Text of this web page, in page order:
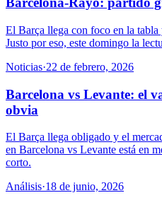
El Barça llega con foco en la
Justo por eso, este domingo la
Noticias·22 de febrero, 2026
Barcelona vs Levante: el
obvia
El Barça llega obligado y el
en Barcelona vs Levante está en
corto.
Análisis·18 de junio, 2026